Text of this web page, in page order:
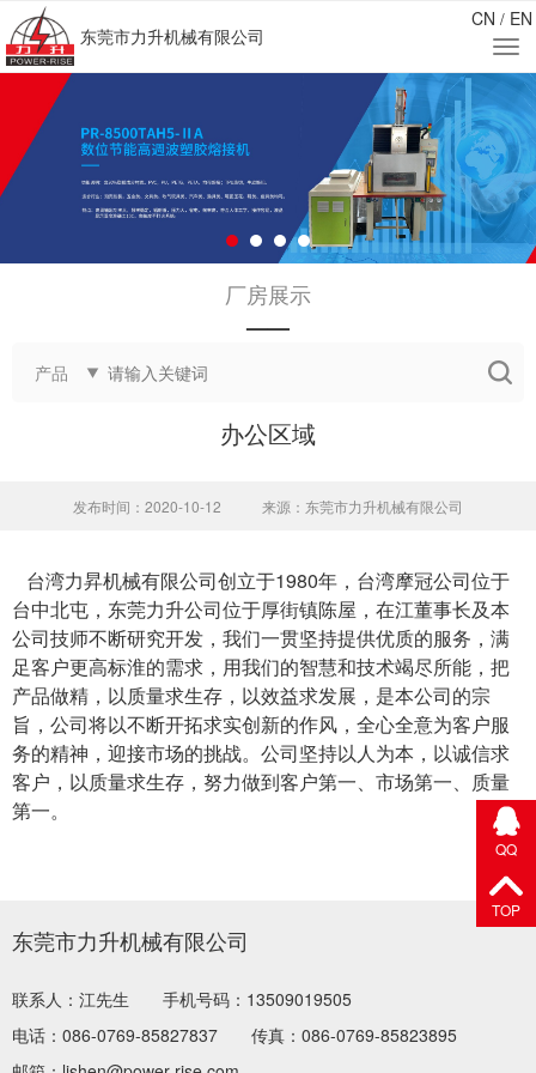
东莞市力升机械有限公司
CN / EN
厂房展示
——
产品
办公区域
发布时间：2020-10-12 来源：东莞市力升机械有限公司
台湾力昇机械有限公司创立于1980年，台湾摩冠公司位于
台中北屯，东莞力升公司位于厚街镇陈屋，在江董事长及本
公司技师不断研究开发，我们一贯坚持提供优质的服务，满
足客户更高标淮的需求，用我们的智慧和技术竭尽所能，把
产品做精，以质量求生存，以效益求发展，是本公司的宗
旨，公司将以不断开拓求实创新的作风，全心全意为客户服
务的精神，迎接市场的挑战。公司坚持以人为本，以诚信求
客户，以质量求生存，努力做到客户第一、市场第一、质量
第一。
东莞市力升机械有限公司
联系人：江先生
手机号码：13509019505
电话：086-0769-85827837
传真：086-0769-85823895
QQ
TOP